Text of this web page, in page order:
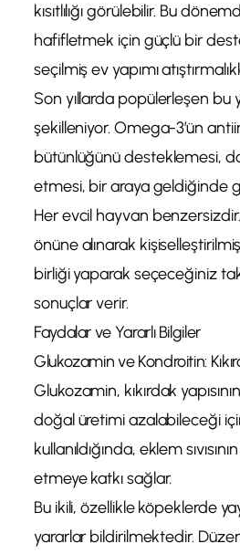
kısıtlılığı görülebilir. Bu
hafifletmek için güçlü bir
seçilmiş ev yapımı
Son yıllarda popülerleşen
şekilleniyor. Omega-3’ün
bütünlüğünü desteklemesi,
etmesi, bir araya geldiğinde
Her evcil hayvan
önüne alınarak
birliği yaparak seçeceğiniz
sonuçlar verir.
Faydalar ve Yararlı Bilgiler
Glukozamin ve Kondroitin:
Glukozamin, kıkırdak
doğal üretimi azalabileceği
kullanıldığında, eklem
etmeye katkı sağlar.
Bu ikili, özellikle köpeklerde
yararlar bildirilmektedir.